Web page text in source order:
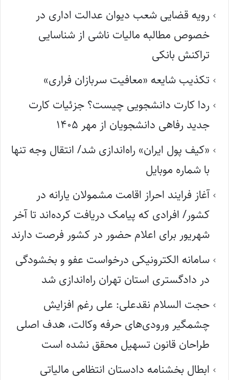
رویه قضایی شعب دیوان عدالت اداری در
خصوص مطالبه مالیات ناشی از شناسایی
تراکنش بانکی
تکذیب شایعه «معافیت سربازان فراری»
ردا کارت دانشجویی چیست؟ جزئیات کارت
جدید رفاهی دانشجویان از مهر ۱۴۰۵
«کیف پول ایران» راه‌اندازی شد/ انتقال وجه تنها
با شماره موبایل
آغاز فرایند احراز اقامت مشمولان یارانه در
کشور/ افرادی که پیامک دریافت کرده‌اند تا آخر
شهریور برای اعلام حضور در کشور فرصت دارند
سامانه الکترونیکی درخواست عفو و بخشودگی
در دادگستری استان تهران راه‌اندازی شد
حجت السلام نقدعلی: علی رغم افزایش
چشمگیر ورودی‌های حرفه وکالت، هدف اصلی
طراحان قانون تسهیل محقق نشده است
ابطال بخشنامه دادستان انتظامی مالیاتی